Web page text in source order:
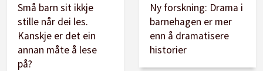
Små barn sit ikkje
stille når dei les.
Kanskje er det ein
annan måte å lese
på?
Ny forskning: Drama i
barnehagen er mer
enn å dramatisere
historier